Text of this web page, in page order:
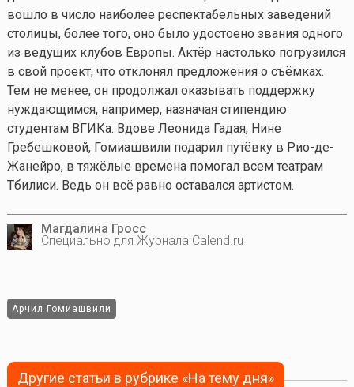
вошло в число наиболее респектабельных заведений
столицы, более того, оно было удостоено звания одного
из ведущих клубов Европы. Актёр настолько погрузился
в свой проект, что отклонял предложения о съёмках.
Тем не менее, он продолжал оказывать поддержку
нуждающимся, например, назначая стипендию
студентам ВГИКа. Вдове Леонида Гадая, Нине
Гребешковой, Гомиашвили подарил путёвку в Рио-де-
Жанейро, в тяжёлые времена помогал всем театрам
Тбилиси. Ведь он всё равно оставался артистом.
Магдалина Гросс
Специально для Журнала Calend.ru
Арчил Гомиашвили
Другие статьи в рубрике «На тему дня»